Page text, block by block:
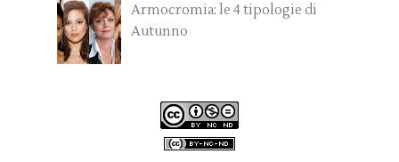
Armocromia: le 4 tipologie di
Autunno